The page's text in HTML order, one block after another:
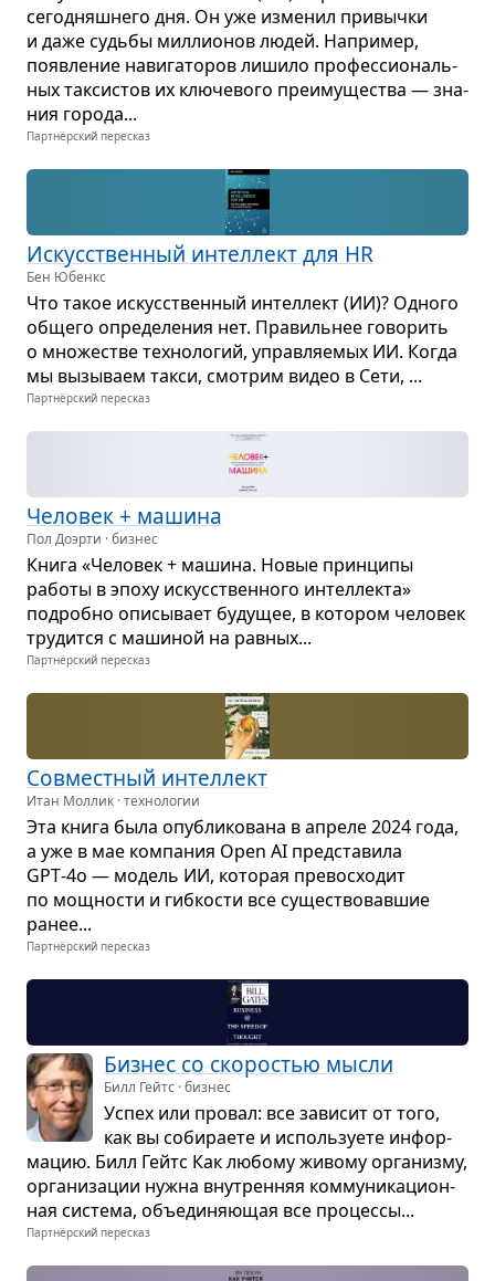
сего­дняш­него дня. Он уже изме­нил при­вычки
и даже судьбы мил­ли­о­нов людей. Напри­мер,
появ­ле­ние нави­га­то­ров лишило про­фес­си­о­наль­
ных так­си­стов их клю­че­вого пре­иму­ще­ства — зна­
ния города...
Партнёрский пересказ
Искус­ствен­ный интел­лект для HR
Бен Юбенкс
Что такое искус­ствен­ный интел­лект (ИИ)? Одного
общего опре­де­ле­ния нет. Пра­виль­нее гово­рить
о мно­же­стве тех­но­ло­гий, управ­ля­е­мых ИИ. Когда
мы вызы­ваем такси, смот­рим видео в Сети, ...
Партнёрский пересказ
Чело­век + машина
Пол Доэрти · бизнес
Книга «Чело­век + машина. Новые прин­ципы
работы в эпоху искус­ствен­ного интел­лекта»
подробно опи­сы­вает буду­щее, в кото­ром чело­век
тру­дится с маши­ной на рав­ных...
Партнёрский пересказ
Сов­мест­ный интел­лект
Итан Моллик · технологии
Эта книга была опуб­ли­ко­вана в апреле 2024 года,
а уже в мае ком­па­ния Open AI пред­ста­вила
GPT‑4o — модель ИИ, кото­рая пре­вос­хо­дит
по мощ­но­сти и гиб­ко­сти все суще­ство­вав­шие
ранее...
Партнёрский пересказ
Биз­нес со ско­ро­стью мысли
Билл Гейтс · бизнес
Успех или про­вал: все зави­сит от того,
как вы соби­ра­ете и исполь­зу­ете инфор­
ма­цию. Билл Гейтс Как любому живому орга­низму,
орга­ни­за­ции нужна вну­трен­няя ком­му­ни­ка­ци­он­
ная система, объеди­ня­ю­щая все про­цессы...
Партнёрский пересказ